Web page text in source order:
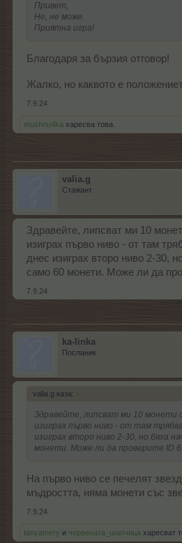
Привет,
Не, не може.
Приятна игра!
Благодаря за бързия отговор!
Жалко, но каквото е
7.9.24
mushnu4ka харесва това.
valia.g
Стажант
Здравейте, липсват ми 10
изиграх първо ниво - от там
днес изиграх второ ниво 2-30,
само 60 монети. Може ли да
7.9.24
ka-linka
Посланик
valia.g каза: ↑
Здравейте, липсват ми 10 монети
изиграх първо ниво - от там
изиграх второ ниво 2-30, но бяха
монети. Може ли да проверите ID
На първо ниво се печелят
мъдростта, няма монети със
7.9.24
tanyamery и червената_шапчица харесват